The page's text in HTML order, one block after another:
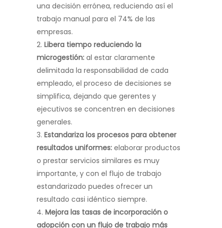
una decisión errónea, reduciendo así el
trabajo manual para el 74% de las
empresas.
Libera tiempo reduciendo la
microgestión: al estar claramente
delimitada la responsabilidad de cada
empleado, el proceso de decisiones se
simplifica, dejando que gerentes y
ejecutivos se concentren en decisiones
generales.
Estandariza los procesos para obtener
resultados uniformes: elaborar productos
o prestar servicios similares es muy
importante, y con el flujo de trabajo
estandarizado puedes ofrecer un
resultado casi idéntico siempre.
Mejora las tasas de incorporación o
adopción con un flujo de trabajo más